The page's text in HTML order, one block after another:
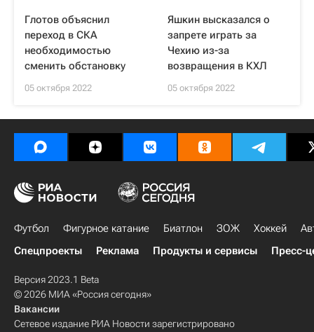
Глотов объяснил
переход в СКА
необходимостью
сменить обстановку
05 октября 2022
Яшкин высказался о
запрете играть за
Чехию из-за
возвращения в КХЛ
05 октября 2022
Футбол Фигурное катание Биатлон ЗОЖ Хоккей
Спецпроекты
Реклама Продукты и сервисы Пресс-
Версия 2023.1 Beta
© 2026 МИА «Россия сегодня»
Вакансии
Сетевое издание РИА Новости зарегистрировано